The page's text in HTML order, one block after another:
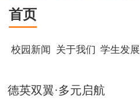
首页
校园新闻 关于我们 学生发展
德英双翼·多元启航